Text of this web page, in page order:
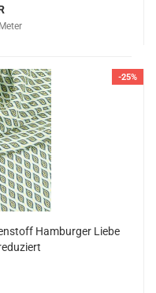
-25%
Hamburger Liebe